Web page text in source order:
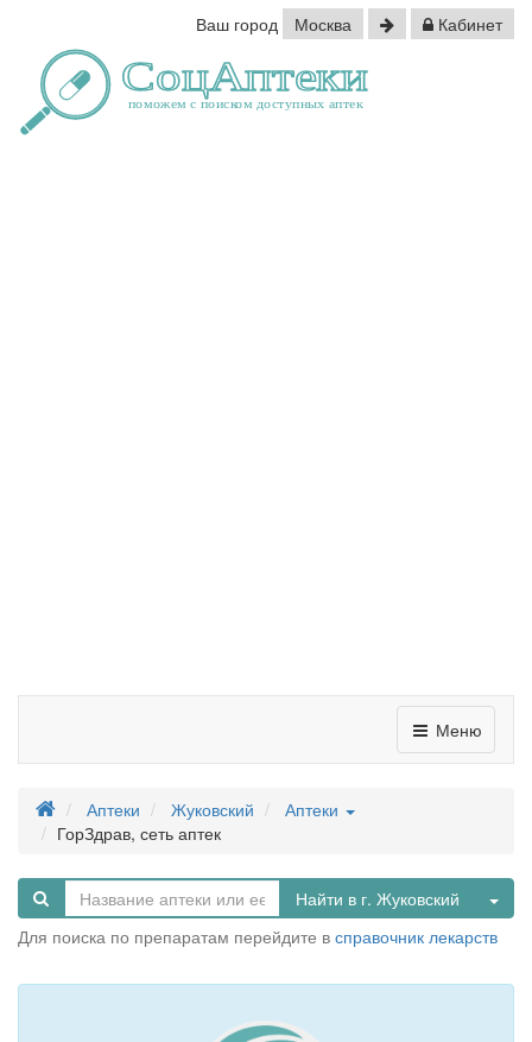
Ваш город Москва Кабинет
Меню
Аптеки Жуковский
Аптеки
ГорЗдрав, сеть аптек
Найти в г. Жуковский
Для поиска по препаратам перейдите в справочник лекарств